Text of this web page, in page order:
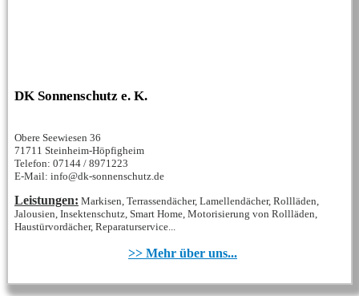
DK Sonnenschutz e. K.
Obere Seewiesen 36
71711 Steinheim-Höpfigheim
Telefon: 07144 / 8971223
E-Mail: info@dk-sonnenschutz.de
Leistungen: Markisen, Terrassendächer, Lamellendächer, Rollläden,
Jalousien, Insektenschutz, Smart Home, Motorisierung von Rollläden,
Haustürvordächer, Reparaturservice...
>> Mehr über uns...